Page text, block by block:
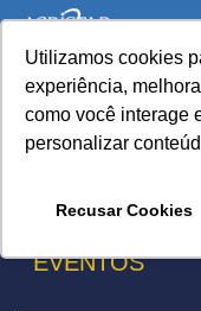
Utilizamos cookies
experiência,
como você interage
personalizar
Recusar Cookies
to Content
EVENTOS